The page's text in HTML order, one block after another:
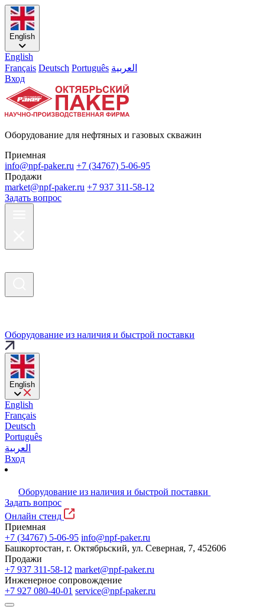
English
English
Français Deutsch Português العربية
Вход
Оборудование для нефтяных и газовых скважин
Приемная
info@npf-paker.ru +7 (34767) 5-06-95
Продажи
market@npf-paker.ru +7 937 311-58-12
Задать вопрос
Оборудование из наличия и быстрой поставки
English
English
Français
Deutsch
Português
العربية
Вход
Оборудование из наличия и быстрой поставки
Задать вопрос
Онлайн стенд
Приемная
+7 (34767) 5-06-95 info@npf-paker.ru
Башкортостан, г. Октябрьский, ул. Северная, 7, 452606
Продажи
+7 937 311-58-12 market@npf-paker.ru
Инженерное сопровождение
+7 927 080-40-01 service@npf-paker.ru